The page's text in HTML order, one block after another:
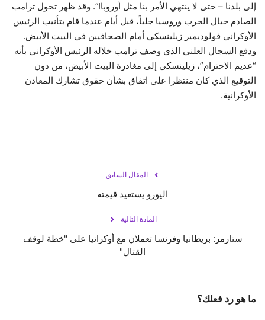
إلى بلدنا – حتى لا ينتهي الأمر بنا مثل أوروبا!”. وقد ظهر تحول ترامب
الصادم حيال الحرب وروسيا جلياً، قبل أيام عندما قام بتأنيب الرئيس
الأوكراني فولوديمير زيلينسكي أمام الصحافيين في البيت الأبيض.
ودفع السجال العلني الذي وصف ترامب خلاله الرئيس الأوكراني بأنه
“عديم الاحترام”، زيلينسكي إلى مغادرة البيت الأبيض، من دون
التوقيع الذي كان منتظرا على اتفاق بشأن حقوق تشارك المعادن
الأوكرانية.
المقال السابق
المادة التالية
ستارمر: بريطانيا وفرنسا تعملان مع أوكرانيا على "خطة لوقف
القتال"‏
ما هو رد فعلك؟